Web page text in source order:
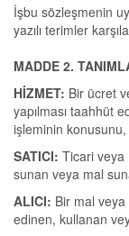
İşbu sözleşmenin
yazılı terimler
MADDE 2.
HİZMET: Bir ücret
yapılması taahhüt
işleminin konusunu,
SATICI: Ticari veya
sunan veya mal
ALICI: Bir mal
edinen, kullanan